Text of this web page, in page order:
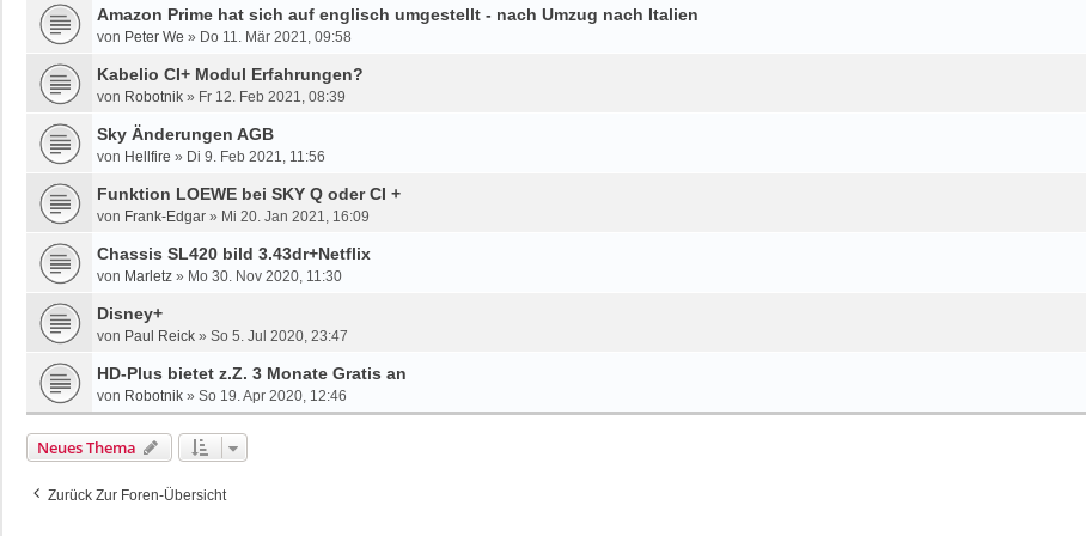
Amazon Prime hat sich auf englisch umgestellt - nach Umzug nach Italien
von Peter We » Do 11. Mär 2021, 09:58
Kabelio CI+ Modul Erfahrungen?
von Robotnik » Fr 12. Feb 2021, 08:39
Sky Änderungen AGB
von Hellfire » Di 9. Feb 2021, 11:56
Funktion LOEWE bei SKY Q oder CI +
von Frank-Edgar » Mi 20. Jan 2021, 16:09
Chassis SL420 bild 3.43dr+Netflix
von Marletz » Mo 30. Nov 2020, 11:30
Disney+
von Paul Reick » So 5. Jul 2020, 23:47
HD-Plus bietet z.Z. 3 Monate Gratis an
von Robotnik » So 19. Apr 2020, 12:46
Neues Thema
Zurück Zur Foren-Übersicht